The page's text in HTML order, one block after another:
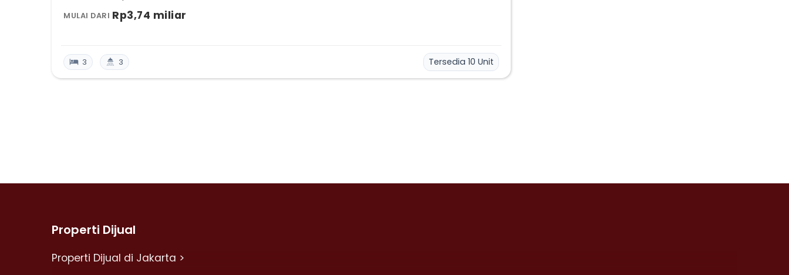
MULAI DARI Rp3,74 miliar
3 3 Tersedia 10 Unit
Properti Dijual
Properti Dijual di Jakarta >